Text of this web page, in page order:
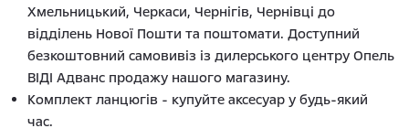
Хмельницький, Черкаси, Чернігів, Чернівці до
відділень Нової Пошти та поштомати. Доступний
безкоштовний самовивіз із дилерського центру Опель
ВІДІ Адванс продажу нашого магазину.
Комплект ланцюгів - купуйте аксесуар у будь-який
час.